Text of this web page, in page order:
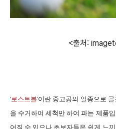
<출처:
'로스트볼'이란 중고공의 일종으로
을 수거하여 세척만 하여 파는 제품
어질 수 있으나 초보자들은 쉽게 느